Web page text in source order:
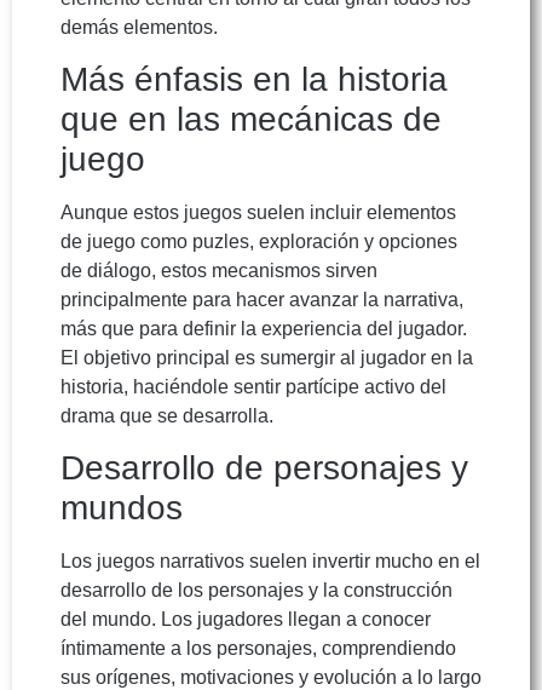
demás elementos.
Más énfasis en la historia
que en las mecánicas de
juego
Aunque estos juegos suelen incluir elementos
de juego como puzles, exploración y opciones
de diálogo, estos mecanismos sirven
principalmente para hacer avanzar la narrativa,
más que para definir la experiencia del jugador.
El objetivo principal es sumergir al jugador en la
historia, haciéndole sentir partícipe activo del
drama que se desarrolla.
Desarrollo de personajes y
mundos
Los juegos narrativos suelen invertir mucho en el
desarrollo de los personajes y la construcción
del mundo. Los jugadores llegan a conocer
íntimamente a los personajes, comprendiendo
sus orígenes, motivaciones y evolución a lo largo